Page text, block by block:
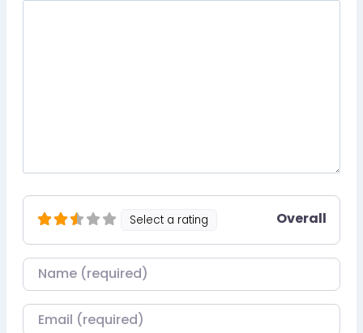
Select a rating Overall
Nom
Courriel